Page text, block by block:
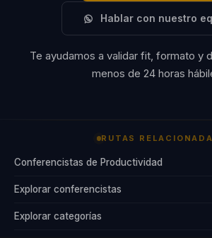
Hablar con nuestro
Te ayudamos a validar fit, formato y
menos de 24 horas
RUTAS
Conferencistas de Productividad
Explorar conferencistas
Explorar categorías